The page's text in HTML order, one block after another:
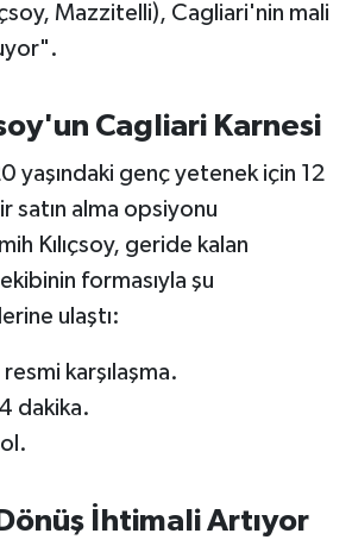
Mazzitelli), Cagliari'nin mali
Cagliari Karnesi
yaşındaki genç yetenek için 12
satın alma opsiyonu
Kılıçsoy, geride kalan
formasıyla şu
ulaştı:
karşılaşma.
dakika.
İhtimali Artıyor